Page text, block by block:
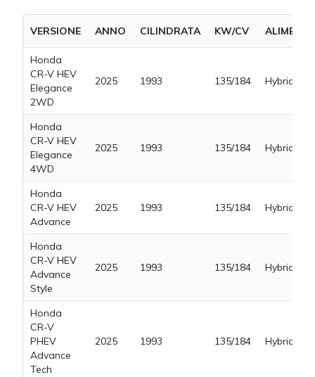
VERSIONE ANNO CILINDRATA KW/CV
Honda
CR-V HEV
Elegance
2WD
2025 1993 135/184 Hybrid
Honda
CR-V HEV
Elegance
4WD
2025 1993 135/184 Hybrid
Honda
CR-V HEV
Advance
2025 1993 135/184 Hybrid
Honda
CR-V HEV
Advance
Style
2025 1993 135/184 Hybrid
Honda
CR-V
PHEV
Advance
Tech
2025 1993 135/184 Hybrid